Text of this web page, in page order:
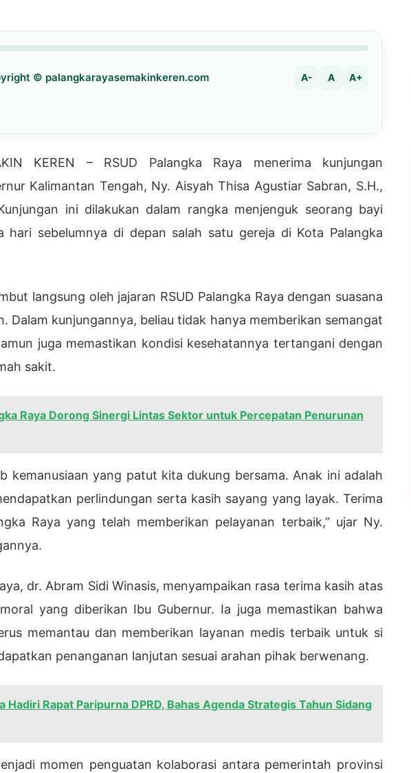
© palangkarayasemakinkeren.com A- A A+
KEREN – RSUD Palangka Raya menerima kunjungan
Kalimantan Tengah, Ny. Aisyah Thisa Agustiar Sabran, S.H.,
ini dilakukan dalam rangka menjenguk seorang bayi
hari sebelumnya di depan salah satu gereja di Kota Palangka
langsung oleh jajaran RSUD Palangka Raya dengan suasana
Dalam kunjungannya, beliau tidak hanya memberikan semangat
juga memastikan kondisi kesehatannya tertangani dengan
sakit.
Raya Dorong Sinergi Lintas Sektor untuk Percepatan Penurunan
kemanusiaan yang patut kita dukung bersama. Anak ini adalah
perlindungan serta kasih sayang yang layak. Terima
Raya yang telah memberikan pelayanan terbaik,” ujar Ny.
dr. Abram Sidi Winasis, menyampaikan rasa terima kasih atas
yang diberikan Ibu Gubernur. Ia juga memastikan bahwa
memantau dan memberikan layanan medis terbaik untuk si
penanganan lanjutan sesuai arahan pihak berwenang.
Hadiri Rapat Paripurna DPRD, Bahas Agenda Strategis Tahun Sidang
momen penguatan kolaborasi antara pemerintah provinsi